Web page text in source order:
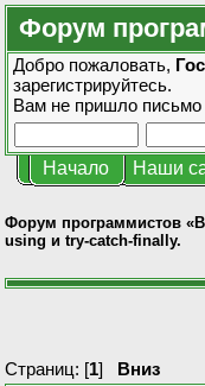
Форум
Добро пожаловать,
зарегистрируйтесь.
Вам не пришло
Начало Наши
Форум программистов
using и try-catch-finally.
Страниц: [1] Вниз